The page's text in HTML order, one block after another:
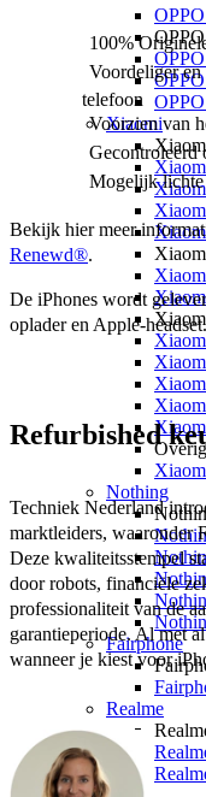
Xiaomi
Nothing
Fairphone
Realme
100%
Voordeliger
telefoon
Voorzien van
Gecontroleerd
Mogelijk lichte
Bekijk hier meer
Renewd®.
De iPhones wordt
oplader en Apple-
Refurbished
Techniek Nederland
marktleiders, waaronder
Deze kwaliteitsstempel
door robots, financiële
professionaliteit van de
garantieperiode. Al met
wanneer je kiest voor